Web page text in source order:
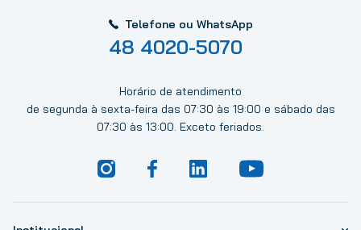
Telefone ou WhatsApp
48 4020-5070
Horário de atendimento
de segunda à sexta-feira das 07:30 às 19:00 e sábado das
07:30 às 13:00. Exceto feriados.